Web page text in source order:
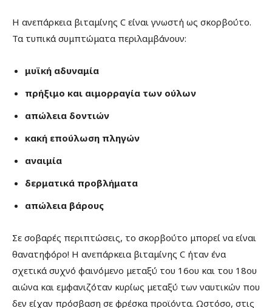
Η ανεπάρκεια βιταμίνης C είναι γνωστή ως σκορβούτο.
Τα τυπικά συμπτώματα περιλαμβάνουν:
μυϊκή αδυναμία
πρήξιμο και αιμορραγία των ούλων
απώλεια δοντιών
κακή επούλωση πληγών
αναιμία
δερματικά προβλήματα
απώλεια βάρους
Σε σοβαρές περιπτώσεις, το σκορβούτο μπορεί να είναι
θανατηφόρο! Η ανεπάρκεια βιταμίνης C ήταν ένα
σχετικά συχνό φαινόμενο μεταξύ του 16ου και του 18ου
αιώνα και εμφανιζόταν κυρίως μεταξύ των ναυτικών που
δεν είχαν πρόσβαση σε φρέσκα προϊόντα. Ωστόσο, στις